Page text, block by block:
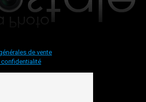
de vente